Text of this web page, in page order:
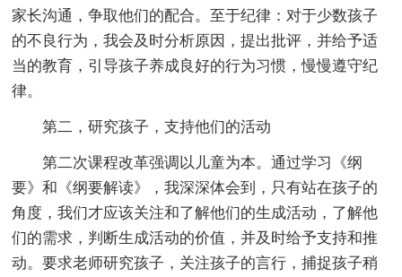
家长沟通，争取他们的配合。至于纪律：对于少数孩子
的不良行为，我会及时分析原因，提出批评，并给予适
当的教育，引导孩子养成良好的行为习惯，慢慢遵守纪
律。
第二，研究孩子，支持他们的活动
第二次课程改革强调以儿童为本。通过学习《纲
要》和《纲要解读》，我深深体会到，只有站在孩子的
角度，我们才应该关注和了解他们的生成活动，了解他
们的需求，判断生成活动的价值，并及时给予支持和推
动。要求老师研究孩子，关注孩子的言行，捕捉孩子稍